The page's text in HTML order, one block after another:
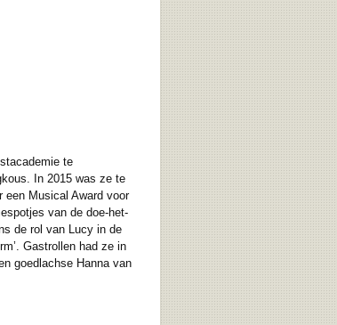
te
In 2015 was ze te
een Musical Award voor
van de doe-het-
de rol van Lucy in de
Gastrollen had ze in
goedlachse Hanna van